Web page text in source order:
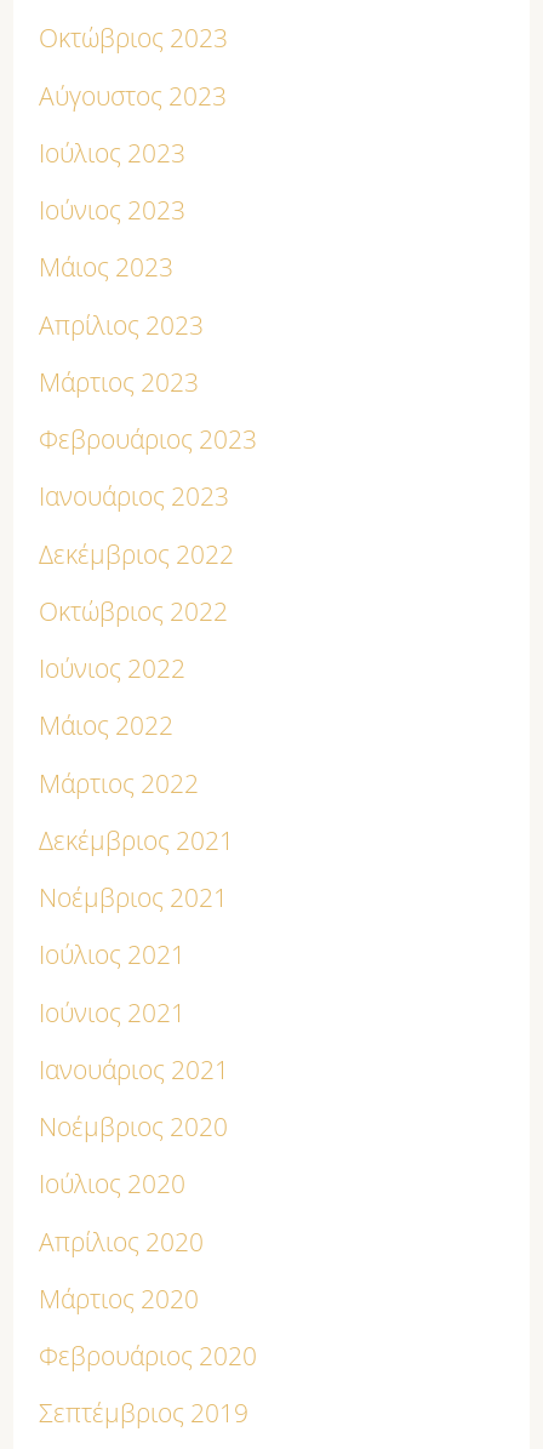
Οκτώβριος 2023
Αύγουστος 2023
Ιούλιος 2023
Ιούνιος 2023
Μάιος 2023
Απρίλιος 2023
Μάρτιος 2023
Φεβρουάριος 2023
Ιανουάριος 2023
Δεκέμβριος 2022
Οκτώβριος 2022
Ιούνιος 2022
Μάιος 2022
Μάρτιος 2022
Δεκέμβριος 2021
Νοέμβριος 2021
Ιούλιος 2021
Ιούνιος 2021
Ιανουάριος 2021
Νοέμβριος 2020
Ιούλιος 2020
Απρίλιος 2020
Μάρτιος 2020
Φεβρουάριος 2020
Σεπτέμβριος 2019